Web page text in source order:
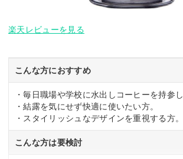
楽天レビューを見る
こんな方におすすめ
・毎日職場や学校に水出しコーヒーを持参し
・結露を気にせず快適に使いたい方。
・スタイリッシュなデザインを重視する方。
こんな方は要検討